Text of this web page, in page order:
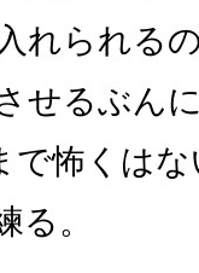
れられる
せるぶん
で怖くは
る。